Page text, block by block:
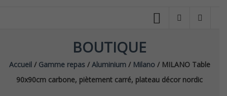
BOUTIQUE
Accueil/ Gamme repas/Aluminium/ Milano/ MILANO Table
90x90cm carbone, piètement carré, plateau décor nordic